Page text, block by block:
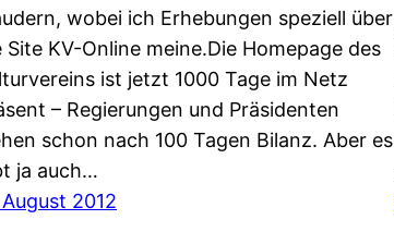
wobei ich Erhebungen speziell über
Site KV-Online meine.Die Homepage des
ist jetzt 1000 Tage im Netz
– Regierungen und Präsidenten
schon nach 100 Tagen Bilanz. Aber es
ja auch…
August 2012